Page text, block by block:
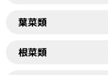
葉菜類
根菜類